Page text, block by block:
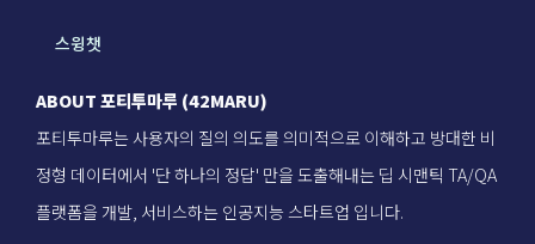
스윙챗
ABOUT 포티투마루 (42MARU)
포티투마루는 사용자의 질의 의도를 의미적으로 이해하고 방대한 비
정형 데이터에서 '단 하나의 정답' 만을 도출해내는 딥 시맨틱 TA/QA
플랫폼을 개발, 서비스하는 인공지능 스타트업 입니다.